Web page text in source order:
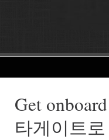
Get
타게이트
Made with
FLARE
More Info